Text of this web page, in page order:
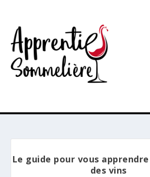
Le guide pour vous
des vins